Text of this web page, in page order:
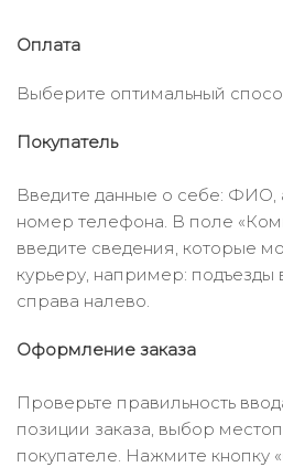
Оплата
Выберите оптимальный
Покупатель
Введите данные о себе: ФИО,
номер телефона. В поле
введите сведения, которые
курьеру, например: подъезды
справа налево.
Оформление заказа
Проверьте правильность
позиции заказа, выбор
покупателе. Нажмите кнопку